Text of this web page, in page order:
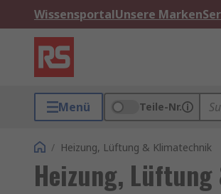
WissensportalUnsere Marken
Menü Teile-Nr.
/ Heizung, Lüftung & Klimatechnik
Heizung,